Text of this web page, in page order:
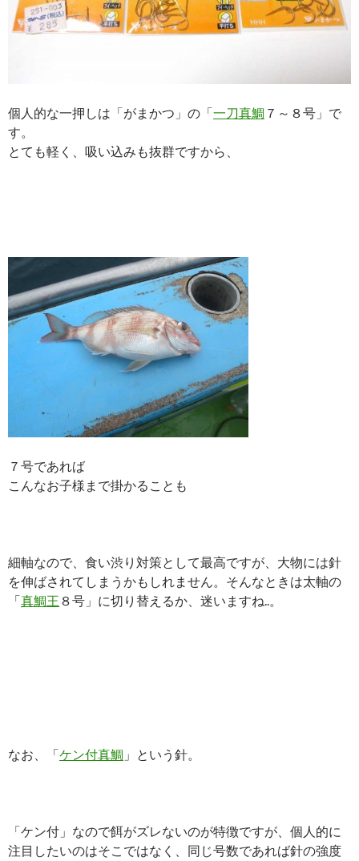
個人的な一押しは「がまかつ」の「一刀真鯛 ７～８号」で
す。
とても軽く、吸い込みも抜群ですから、
７号であれば
こんなお子様まで掛かることも
細軸なので、食い渋り対策として最高ですが、大物には針
を伸ばされてしまうかもしれません。そんなときは太軸の
「真鯛王 ８号」に切り替えるか、迷いますね..。
なお、「ケン付真鯛 」という針。
「ケン付」なので餌がズレないのが特徴ですが、個人的に
注目したいのはそこではなく、同じ号数であれば針の強度